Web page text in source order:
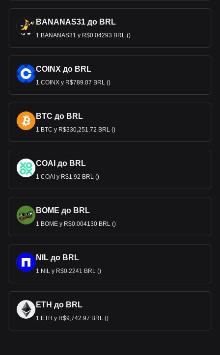
BANANAS31 до BRL
1 BANANAS31 у R$0.04293 BRL ()
COINX до BRL
1 COINX у R$789.07 BRL ()
BTC до BRL
1 BTC у R$330,251.72 BRL ()
COAI до BRL
1 COAI у R$1.92 BRL ()
BOME до BRL
1 BOME у R$0.004130 BRL ()
NIL до BRL
1 NIL у R$0.2241 BRL ()
ETH до BRL
1 ETH у R$9,742.97 BRL ()